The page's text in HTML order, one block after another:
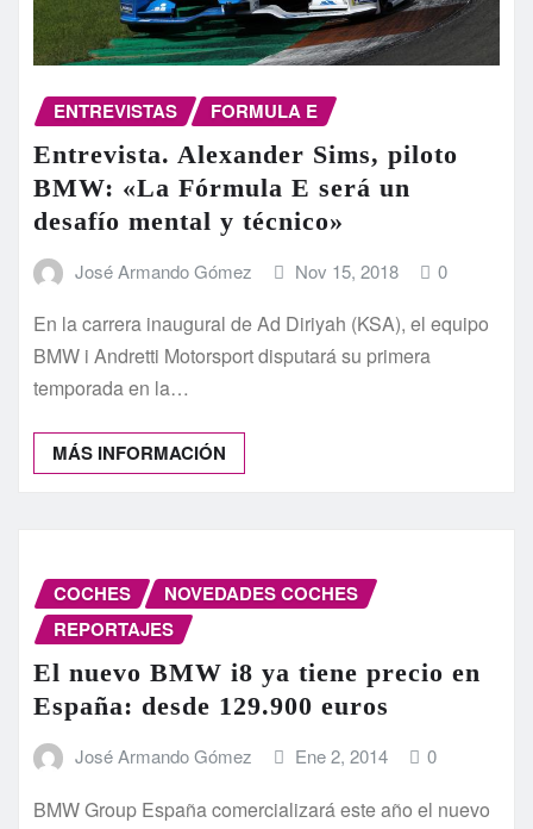
ENTREVISTAS FORMULA E
Entrevista. Alexander Sims, piloto
BMW: «La Fórmula E será un
desafío mental y técnico»
José Armando Gómez Nov 15, 2018 0
En la carrera inaugural de Ad Diriyah (KSA), el equipo
BMW i Andretti Motorsport disputará su primera
temporada en la…
MÁS INFORMACIÓN
COCHES
NOVEDADES COCHES
REPORTAJES
El nuevo BMW i8 ya tiene precio en
España: desde 129.900 euros
José Armando Gómez Ene 2, 2014 0
BMW Group España comercializará este año el nuevo